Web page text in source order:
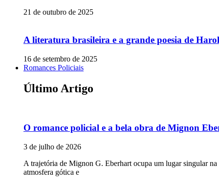
21 de outubro de 2025
A literatura brasileira e a grande poesia de
16 de setembro de 2025
Romances Policiais
Último Artigo
O romance policial e a bela obra de Mignon
3 de julho de 2026
A trajetória de Mignon G. Eberhart ocupa um lugar singular
atmosfera gótica e